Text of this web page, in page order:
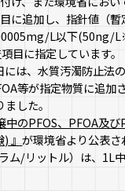
に追加し、指針値（暫
L以下(50ng/
目に指定しています。
には、水質汚濁防止法
等が指定物質に追加
した。
中のPFOS、PFOA及
) 』が環境省より公表さ
ム/リットル）は、1L